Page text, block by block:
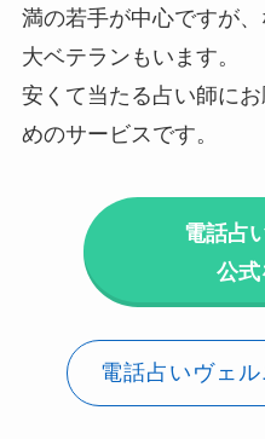
満の若手が中心ですが
大ベテランもいます。
安くて当たる占い師に
めのサービスです。
電話占
公式
電話占いヴェ